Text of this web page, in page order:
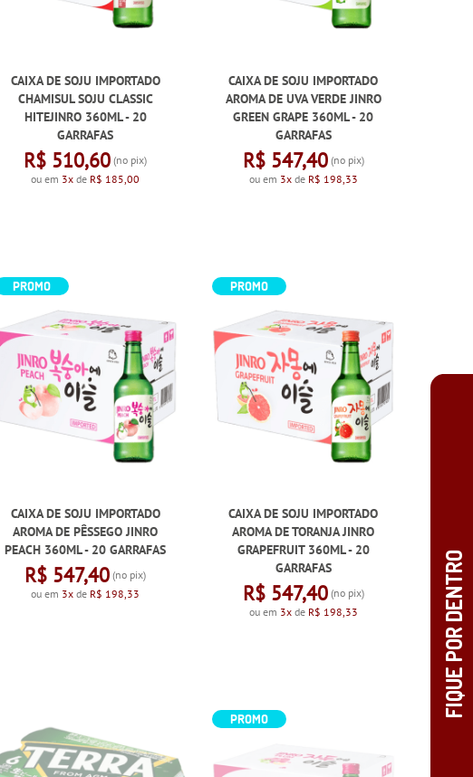
CAIXA DE SOJU IMPORTADO
CHAMISUL SOJU CLASSIC
HITEJINRO 360ML - 20
GARRAFAS
R$ 510,60 (no pix)
ou em 3x de R$ 185,00
CAIXA DE SOJU IMPORTADO
AROMA DE UVA VERDE JINRO
GREEN GRAPE 360ML - 20
GARRAFAS
R$ 547,40(no pix)
ou em 3xde R$ 198,33
PROMO
CAIXA DE SOJU IMPORTADO
AROMA DE PÊSSEGO JINRO
PEACH 360ML - 20 GARRAFAS
R$ 547,40 (no pix)
ou em 3x de R$ 198,33
PROMO
CAIXA DE SOJU IMPORTADO
AROMA DE TORANJA JINRO
GRAPEFRUIT 360ML - 20
GARRAFAS
R$ 547,40(no pix)
ou em 3xde R$ 198,33
PROMO